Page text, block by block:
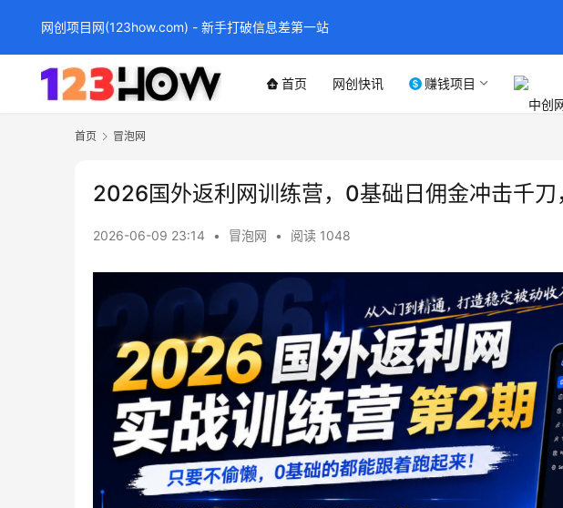
首页 网创快讯 赚钱项目
首页 冒泡网
2026国外返利网训练营，0基础日佣金冲击千
2026-06-09 23:14 • 冒泡网 • 阅读 1048
网创项目网(123how.com) - 新手打破信息差第一站